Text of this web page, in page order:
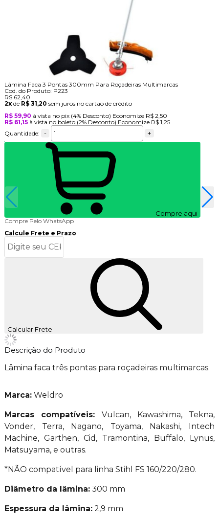
Lâmina Faca 3 Pontas 300mm Para Roçadeiras Multimarcas
Cod. do Produto: P223
R$ 62,40
2xde R$ 31,20 sem juros no cartão de crédito
R$ 59,90 à vista no pix (4% Desconto) Economize R$ 2,50
R$ 61,15 à vista no boleto (2% Desconto) Economize R$ 1,25
Quantidade:
- +
Compre aqui
Compre Pelo WhatsApp
Calcule Frete e Prazo
Calcular Frete
Descrição do Produto
Lâmina faca três pontas para roçadeiras multimarcas.
Marca:Weldro
Marcas compatíveis: Vulcan, Kawashima, Tekna,
Vonder, Terra, Nagano, Toyama, Nakashi, Intech
Machine, Garthen, Cid, Tramontina, Buffalo, Lynus,
Matsuyama, e outras.
*NÃO compatível para linha Stihl FS 160/220/280.
Diâmetro da lâmina:300 mm
Espessura da lâmina:2,9 mm